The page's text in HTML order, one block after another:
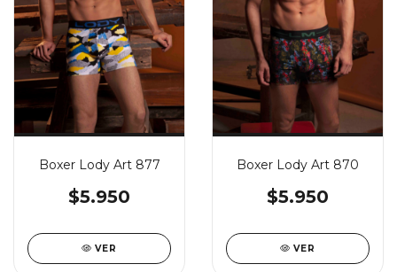
Boxer Lody Art 877
$5.950
VER
Boxer Lody Art 870
$5.950
VER